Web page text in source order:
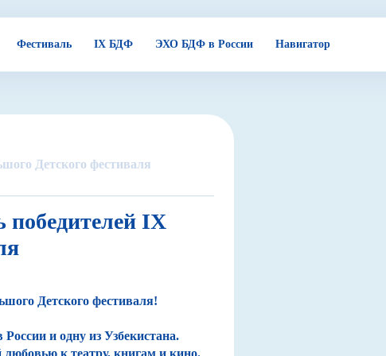
Фестиваль IX БДФ ЭХО БДФ в России Навигатор
Детского фестиваля
победителей IX
Детского фестиваля!
и одну из Узбекистана.
любовью к театру, книгам и кино.